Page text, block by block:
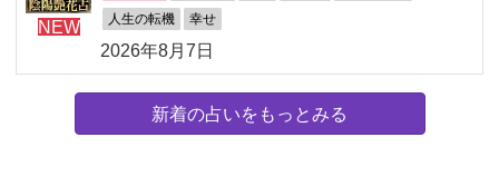
NEW 人生の転機 幸せ
2026年8月7日
新着の占いをもっとみる